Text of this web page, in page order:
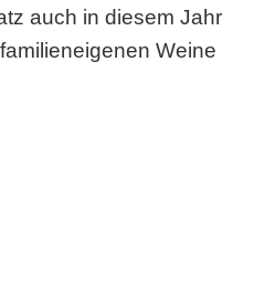
auch in diesem Jahr
Weine